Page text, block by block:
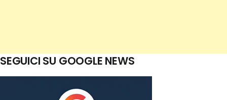
SEGUICI SU GOOGLE NEWS